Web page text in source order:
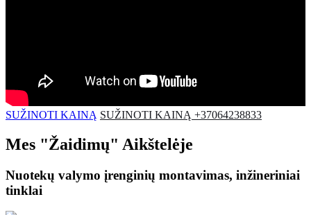
SUŽINOTI KAINĄ SUŽINOTI KAINĄ +37064238833
Mes "Žaidimų" Aikštelėje
Nuotekų valymo įrenginių montavimas, inžineriniai
tinklai